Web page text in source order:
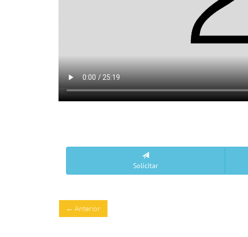
Solicitar
← Anterior